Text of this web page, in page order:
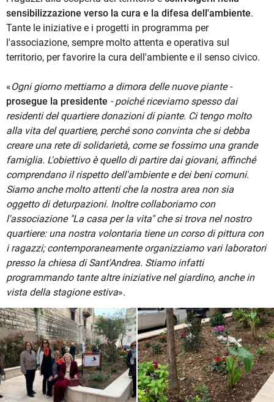
sensibilizzazione verso la cura e la difesa dell'ambiente.
Tante le iniziative e i progetti in programma per
l'associazione, sempre molto attenta e operativa sul
territorio, per favorire la cura dell'ambiente e il senso civico.
«Ogni giorno mettiamo a dimora delle nuove piante -
prosegue la presidente - poiché riceviamo spesso dai
residenti del quartiere donazioni di piante. Ci tengo molto
alla vita del quartiere, perché sono convinta che si debba
creare una rete di solidarietà, come se fossimo una grande
famiglia. L'obiettivo è quello di partire dai giovani, affinché
comprendano il rispetto dell'ambiente e dei beni comuni.
Siamo anche molto attenti che la nostra area non sia
oggetto di deturpazioni. Inoltre collaboriamo con
l'associazione "La casa per la vita" che si trova nel nostro
quartiere: una nostra volontaria tiene un corso di pittura con
i ragazzi; contemporaneamente organizziamo vari laboratori
presso la chiesa di Sant'Andrea. Stiamo infatti
programmando tante altre iniziative nel giardino, anche in
vista della stagione estiva».